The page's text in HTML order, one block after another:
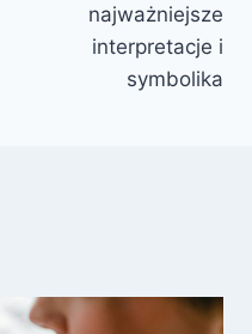
najważniejsze
interpretacje i
symbolika